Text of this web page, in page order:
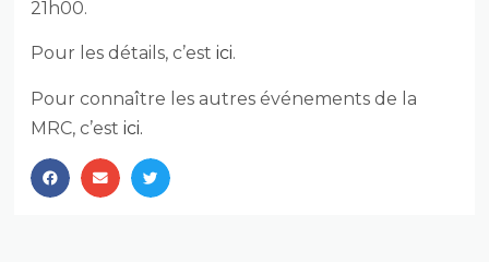
21h00.
Pour les détails, c’estici.
Pour connaître les autres événements de la
MRC, c’estici.